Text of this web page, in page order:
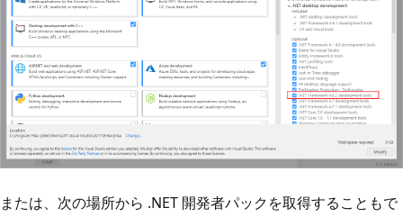
または、次の場所から .NET 開発者パックを取得することもで